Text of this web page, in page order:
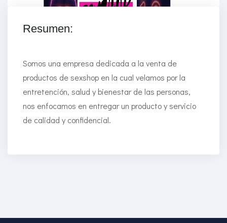
Resumen:
Somos una empresa dedicada a la venta de
productos de sexshop en la cual velamos por la
entretención, salud y bienestar de las personas,
nos enfocamos en entregar un producto y servicio
de calidad y confidencial.